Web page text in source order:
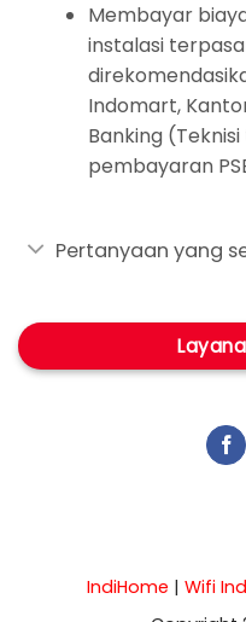
Membayar
instalasi
Indomart,
Banking
pembayaran
Pertanyaan yang
IndiHome | Wifi